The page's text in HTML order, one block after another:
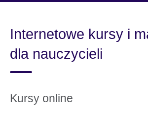
Internetowe kursy i
dla nauczycieli
Kursy online